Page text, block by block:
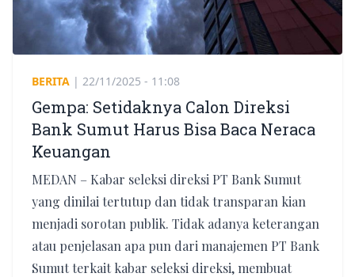
BERITA | 22/11/2025 - 11:08
Gempa: Setidaknya Calon Direksi
Bank Sumut Harus Bisa Baca Neraca
Keuangan
MEDAN – Kabar seleksi direksi PT Bank Sumut
yang dinilai tertutup dan tidak transparan kian
menjadi sorotan publik. Tidak adanya keterangan
atau penjelasan apa pun dari manajemen PT Bank
Sumut terkait kabar seleksi direksi, membuat